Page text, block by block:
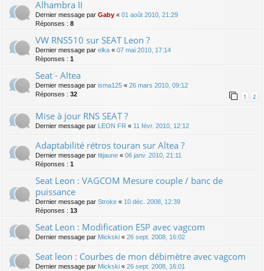
Alhambra II
Dernier message par Gaby « 01 août 2010, 21:29
Réponses : 8
VW RNS510 sur SEAT Leon ?
Dernier message par elka « 07 mai 2010, 17:14
Réponses : 1
Seat - Altea
Dernier message par isma125 « 26 mars 2010, 09:12
Réponses : 32 1 2
Mise à jour RNS SEAT ?
Dernier message par LEON FR « 11 févr. 2010, 12:12
Adaptabilité rétros touran sur Altea ?
Dernier message par titjaune « 06 janv. 2010, 21:11
Réponses : 1
Seat Leon : VAGCOM Mesure couple / banc de
puissance
Dernier message par Stroke « 10 déc. 2008, 12:39
Réponses : 13
Seat Leon : Modification ESP avec vagcom
Dernier message par Mickski « 26 sept. 2008, 16:02
Seat leon : Courbes de mon débimètre avec vagcom
Dernier message par Mickski « 26 sept. 2008, 16:01